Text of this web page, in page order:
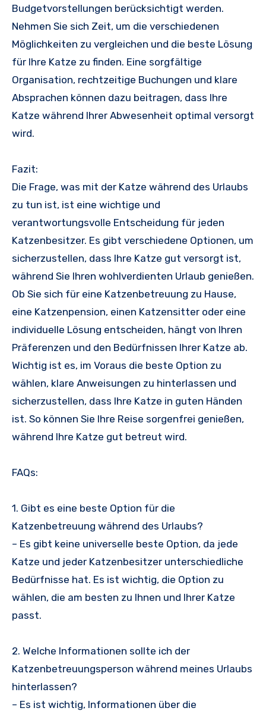
Budgetvorstellungen berücksichtigt werden.
Nehmen Sie sich Zeit, um die verschiedenen
Möglichkeiten zu vergleichen und die beste Lösung
für Ihre Katze zu finden. Eine sorgfältige
Organisation, rechtzeitige Buchungen und klare
Absprachen können dazu beitragen, dass Ihre
Katze während Ihrer Abwesenheit optimal versorgt
wird.
Fazit:
Die Frage, was mit der Katze während des Urlaubs
zu tun ist, ist eine wichtige und
verantwortungsvolle Entscheidung für jeden
Katzenbesitzer. Es gibt verschiedene Optionen, um
sicherzustellen, dass Ihre Katze gut versorgt ist,
während Sie Ihren wohlverdienten Urlaub genießen.
Ob Sie sich für eine Katzenbetreuung zu Hause,
eine Katzenpension, einen Katzensitter oder eine
individuelle Lösung entscheiden, hängt von Ihren
Präferenzen und den Bedürfnissen Ihrer Katze ab.
Wichtig ist es, im Voraus die beste Option zu
wählen, klare Anweisungen zu hinterlassen und
sicherzustellen, dass Ihre Katze in guten Händen
ist. So können Sie Ihre Reise sorgenfrei genießen,
während Ihre Katze gut betreut wird.
FAQs:
1. Gibt es eine beste Option für die
Katzenbetreuung während des Urlaubs?
– Es gibt keine universelle beste Option, da jede
Katze und jeder Katzenbesitzer unterschiedliche
Bedürfnisse hat. Es ist wichtig, die Option zu
wählen, die am besten zu Ihnen und Ihrer Katze
passt.
2. Welche Informationen sollte ich der
Katzenbetreuungsperson während meines Urlaubs
hinterlassen?
– Es ist wichtig, Informationen über die